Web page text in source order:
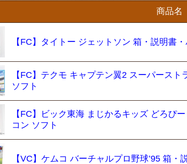
商品名
【FC】タイトー ジェットソン 箱・説明書
【FC】テクモ キャプテン翼2 スーパース
ソフト
【FC】ビック東海 まじかるキッズ どろぴ
コン ソフト
【VC】ケムコ バーチャルプロ野球’95 箱